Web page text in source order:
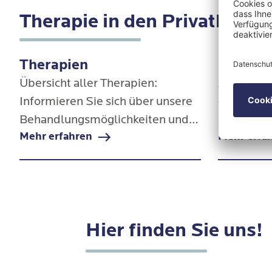
Therapie in den
Therapien
Übersicht aller Therapien:
Informieren Sie sich über unsere
Behandlungsmöglichkeiten und
finden Sie die passende Therapie
für Ihre Bedürfnisse.
Mehr erfahren
Alle
einen
über
Mehr
Hier finden Sie uns!